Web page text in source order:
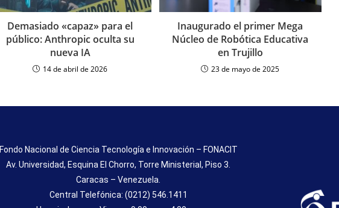
Demasiado «capaz» para el
público: Anthropic oculta su
nueva IA
14 de abril de 2026
Inaugurado el primer Mega
Núcleo de Robótica Educativa
en Trujillo
23 de mayo de 2025
Fondo Nacional de Ciencia Tecnología e Innovación – FONACIT
Av. Universidad, Esquina El Chorro, Torre Ministerial, Piso 3.
Caracas – Venezuela.
Central Telefónica: (0212) 546.1411